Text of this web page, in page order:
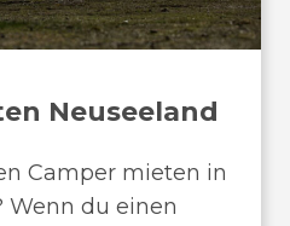
Neuseeland
Camper mieten in
Wenn du einen